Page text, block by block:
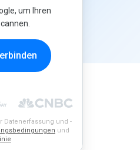
um Ihren
Datenerfassung und -
und